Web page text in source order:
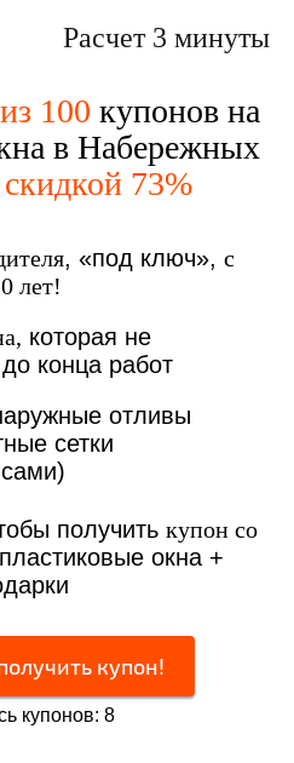
Расчет 3 минуты
100 купонов на
в Набережных
скидкой 73%
, «под ключ», с
лет!
которая не
конца работ
отливы
сетки
получить купон со
окна +
купон!
купонов: 8